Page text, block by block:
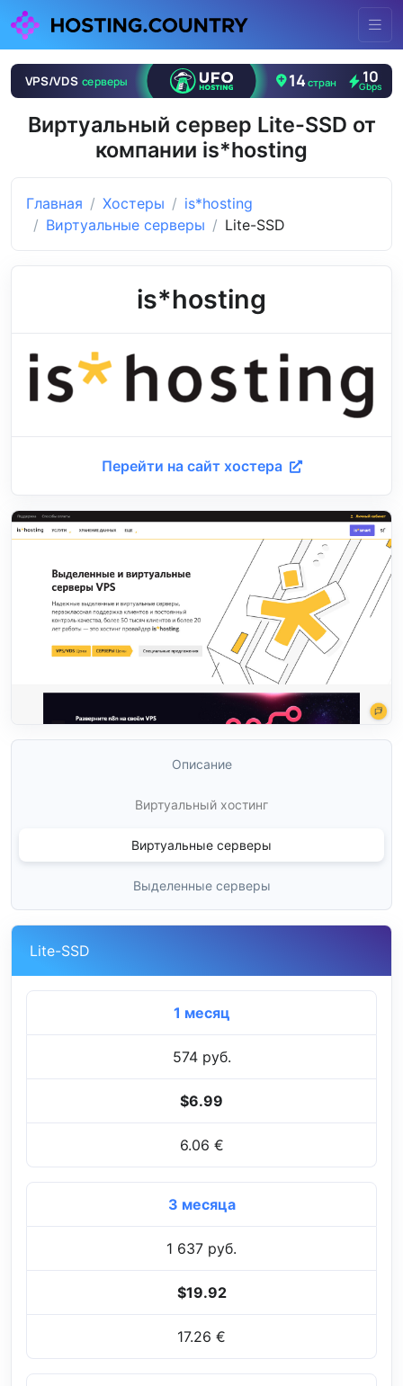
Виртуальный сервер Lite-SSD от
компании is*hosting
Главная Хостеры
is*hosting
Виртуальные серверы
Lite-SSD
is*hosting
Перейти на сайт хостера
Описание
Виртуальный хостинг
Виртуальные серверы
Выделенные серверы
Lite-SSD
1 месяц
574 руб.
$6.99
6.06 €
3 месяца
1 637 руб.
$19.92
17.26 €